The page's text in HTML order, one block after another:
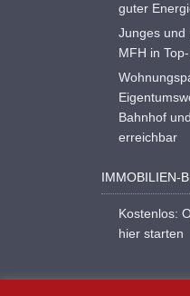
guter
Junges und
MFH in
Bahnhof
erreichbar
IMMOBILIEN-
Kostenlos:
hier starten